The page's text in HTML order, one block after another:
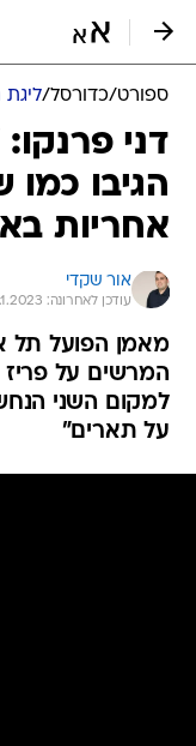
ספורט/כדורסל/
דני
הגיבו כמו
אחריות
אור שקדי
עודכן לאחרונה: 19.1.2023 / 6:09
מאמן הפועל תל
המרשים על פריז
למקום השני
על תארים"